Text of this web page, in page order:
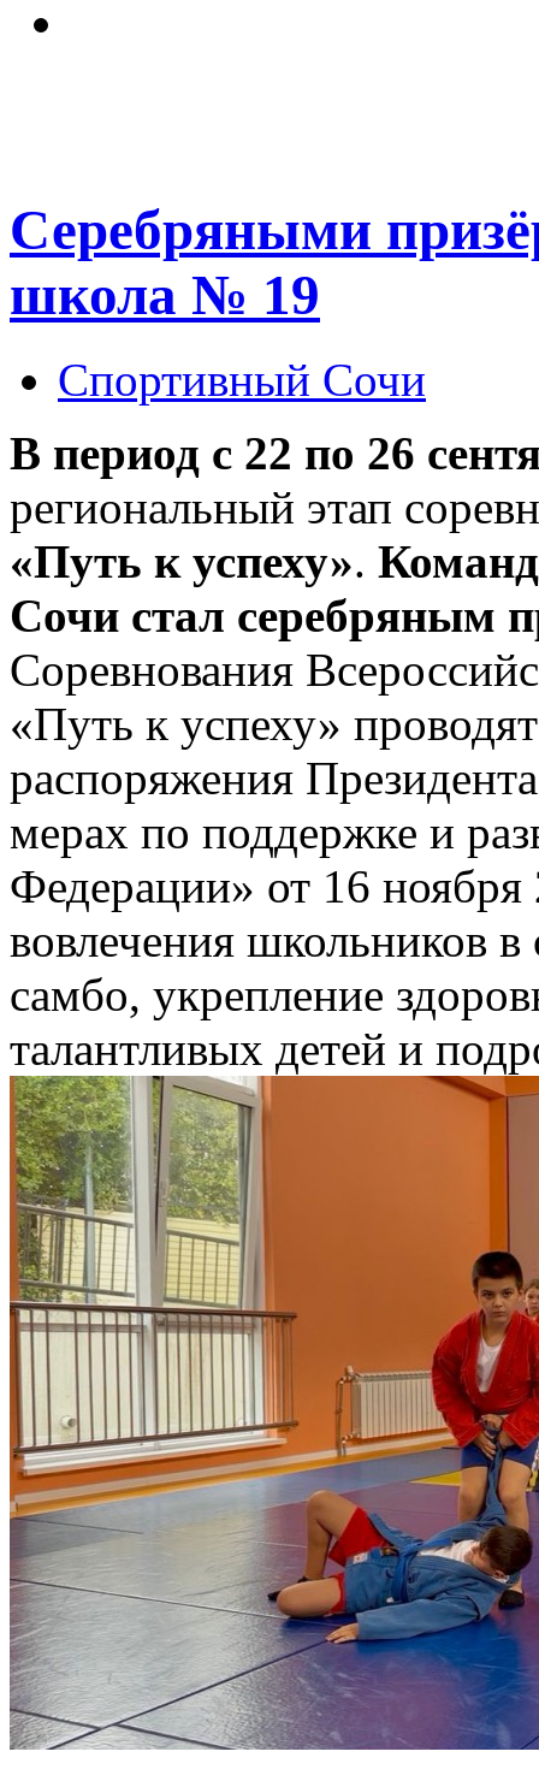
Серебряными
школа № 19
Спортивный Сочи
В период с 22 по 26
региональный этап
«Путь к успеху».
Сочи стал серебряным
Соревнования
«Путь к успеху»
распоряжения
мерах по поддержке и
Федерации» от 16
вовлечения школьников в
самбо, укрепление
талантливых детей и